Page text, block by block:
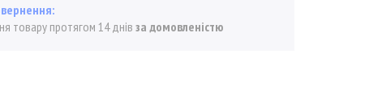
товару протягом 14 днів за домовленістю